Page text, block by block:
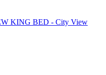
KING BED - City View